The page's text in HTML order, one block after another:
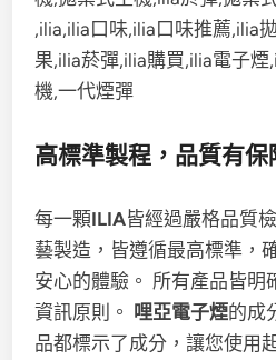
高標準製程，品質有保
每一顆ILIA皆經過嚴格品質
藝製造，皆遵循最高標準，
安心的體驗。 所有產品皆明
資訊原則。 哩亞電子煙的成
品都標示了成分，讓您使用